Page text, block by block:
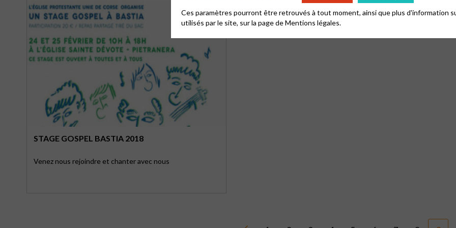
STAGE GOSPEL BASTIA 2018
Venez nous rejoindre et chanter avec nous
Ces paramètres pourront être retrouvés à tout moment, ainsi que plus d'information
utilisés par le site, sur la page deMentions légales.